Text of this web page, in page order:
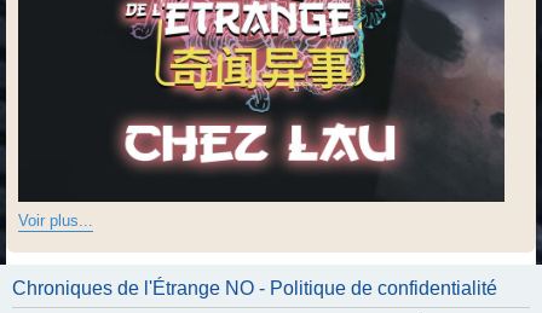
Voir plus...
Chroniques de l'Étrange NO - Politique de confidentialité